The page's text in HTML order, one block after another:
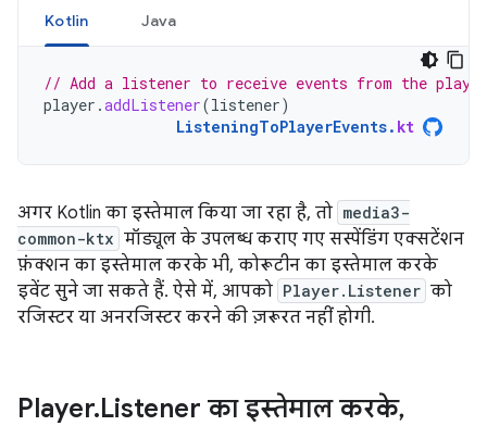
Kotlin Java
// Add a listener to receive events from the
player .addListener(listener)
ListeningToPlayerEvents. kt
अगर Kotlin का इस्तेमाल किया जा रहा है, तो media3-
common-ktx मॉड्यूल के उपलब्ध कराए गए सस्पेंडिंग एक्सटेंशन
फ़ंक्शन का इस्तेमाल करके भी, कोरूटीन का इस्तेमाल करके
इवेंट सुने जा सकते हैं. ऐसे में, आपको Player.Listener को
रजिस्टर या अनरजिस्टर करने की ज़रूरत नहीं होगी.
Player.Listener का इस्तेमाल करके,